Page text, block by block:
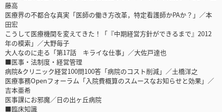
藤高
医療界の不都合な真実「医師の働き方改革，特定看護師かPAか？」／本
田宏
こうして医療機関を変えてきた！「『中期経営方針ができるまで』2012
年の模索」／大野毎子
大人なのに走る「第17話 キライな仕事」／大佐戸達也
■医事・法制度・経営管理
病院&クリニック経営100問100答「病院のコスト削減」／土橋洋之
医療事務Openフォーラム「入院費概算のスムースなお知らせと効果」／
吉本亜希
医事課にお邪魔／日の出ヶ丘病院
■臨床知識